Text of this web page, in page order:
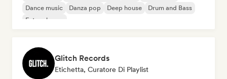
Dance music
Danza pop Deep house
Drum and Bass
Future house
Glitch Records
Etichetta, Curatore Di Playlist